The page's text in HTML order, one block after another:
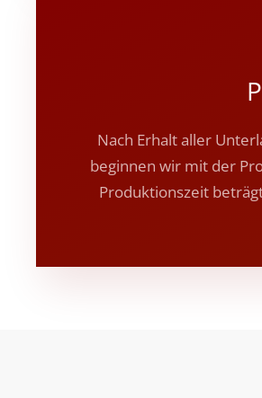
Nach Erhalt aller
beginnen wir mit der
Produktionszeit